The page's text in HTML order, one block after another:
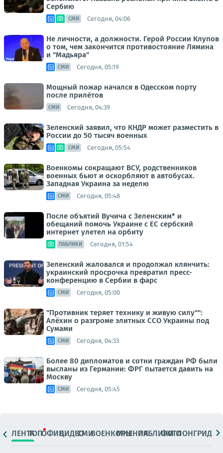
Сербию
СМИ Сегодня, 04:06
Не личности, а должности. Герой России Клупов
о том, чем закончится противостояние Лямина
и "Мадьяра"
СМИ Сегодня, 05:19
Мощный пожар начался в Одесском порту
после прилётов
СМИ Сегодня, 04:39
Зеленский заявил, что КНДР может разместить в
России до 50 тысяч военных
СМИ Сегодня, 05:54
Военкомы сокращают ВСУ, родственников
военных бьют и оскорбляют в автобусах.
Западная Украина за неделю
СМИ Сегодня, 05:48
После объятий Вучича с Зеленским* и
обещаний помочь Украине с ЕС сербский
интернет улетел на орбиту
ПАБЛИКИ Сегодня, 01:54
Зеленский жаловался и продолжал клянчить:
украинский просрочка превратил пресс-
конференцию в Сербии в фарс
СМИ Сегодня, 05:00
"Противник теряет технику и живую силу"":
Алёхин о разгроме элитных ССО Украины под
Сумами
СМИ Сегодня, 04:33
Более 80 дипломатов и сотни граждан РФ были
высланы из Германии: ФРГ пытается давить на
Москву
СМИ Сегодня, 05:45
ЛЕНТАТОПОФИЦ.ВИДЕОСМИВОЕНКОРЫМНЕНИЯПАБЛИКИ
ФОТОЛОНГРИДЫ